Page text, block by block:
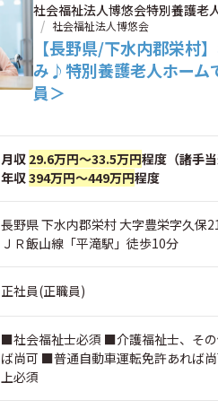
社会福祉法人博悠会特別養護
社会福祉法人博悠会
【長野県/下水内郡栄村
み♪特別養護老人ホーム
員＞
月収 29.6万円～33.5万円程度（諸手当
年収394万円～449万円程度
長野県 下水内郡栄村 大字豊栄字久保
ＪＲ飯山線「平滝駅」徒歩10分
正社員(正職員)
■社会福祉士必須 ■介護福祉士、そ
ば尚可 ■普通自動車運転免許あれば
上必須